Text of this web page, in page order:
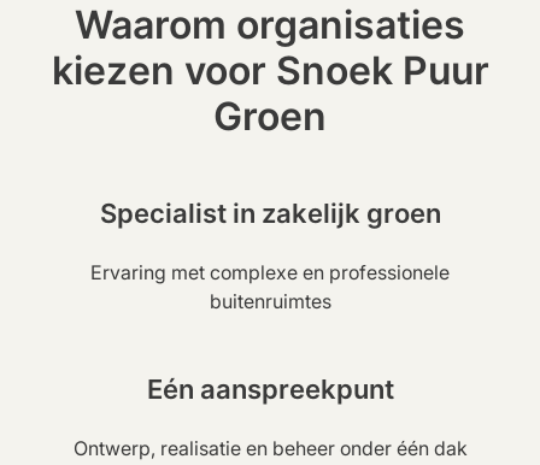
Waarom organisaties
kiezen voor Snoek Puur
Groen
Specialist in zakelijk groen
Ervaring met complexe en professionele
buitenruimtes
Eén aanspreekpunt
Ontwerp, realisatie en beheer onder één dak